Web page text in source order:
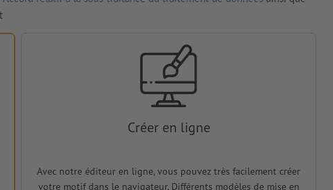
Créer en ligne
Avec notre éditeur en ligne, vous pouvez très facilement créer
votre motif dans le navigateur. Différents modèles de mise en